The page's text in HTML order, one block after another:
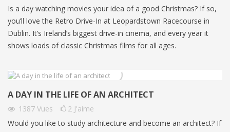
Is a day watching movies your idea of a good Christmas? If so,
you’ll love the Retro Drive-In at Leopardstown Racecourse in
Dublin. It’s Ireland’s biggest drive-in cinema, and every year it
shows loads of classic Christmas films for all ages.
A DAY IN THE LIFE OF AN ARCHITECT
1387 Vues 2 J'aime
Would you like to study architecture and become an architect? If